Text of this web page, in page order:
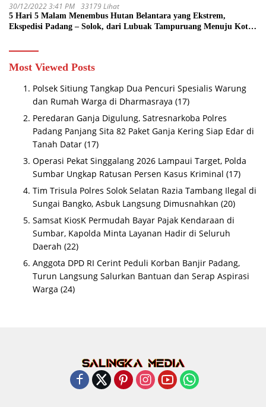
30/12/2022 3:41 PM 33179 Lihat
5 Hari 5 Malam Menembus Hutan Belantara yang Ekstrem,
Ekspedisi Padang – Solok, dari Lubuak Tampuruang Menuju Koto
Most Viewed Posts
Polsek Sitiung Tangkap Dua Pencuri Spesialis Warung
dan Rumah Warga di Dharmasraya (17)
Peredaran Ganja Digulung, Satresnarkoba Polres
Padang Panjang Sita 82 Paket Ganja Kering Siap Edar di
Tanah Datar (17)
Operasi Pekat Singgalang 2026 Lampaui Target, Polda
Sumbar Ungkap Ratusan Persen Kasus Kriminal (17)
Tim Trisula Polres Solok Selatan Razia Tambang Ilegal di
Sungai Bangko, Asbuk Langsung Dimusnahkan (20)
Samsat KiosK Permudah Bayar Pajak Kendaraan di
Sumbar, Kapolda Minta Layanan Hadir di Seluruh
Daerah (22)
Anggota DPD RI Cerint Peduli Korban Banjir Padang,
Turun Langsung Salurkan Bantuan dan Serap Aspirasi
Warga (24)